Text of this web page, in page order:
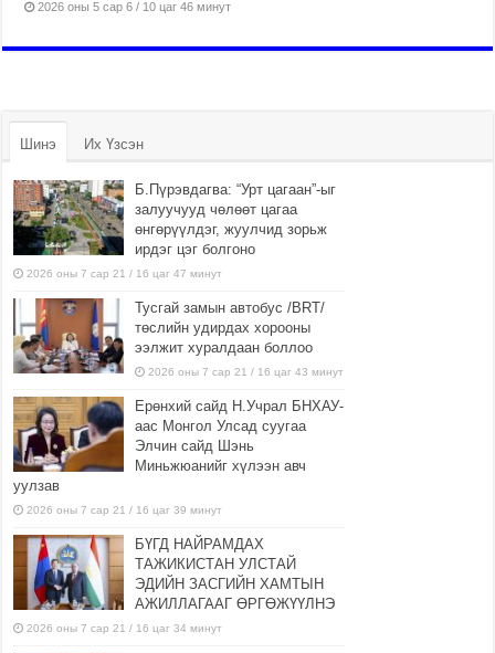
2026 оны 5 сар 6 / 10 цаг 46 минут
Шинэ Их Үзсэн
Б.Пүрэвдагва: “Урт цагаан”-ыг
залуучууд чөлөөт цагаа
өнгөрүүлдэг, жуулчид зорьж
ирдэг цэг болгоно
2026 оны 7 сар 21 / 16 цаг 47 минут
Тусгай замын автобус /BRT/
төслийн удирдах хорооны
ээлжит хуралдаан боллоо
2026 оны 7 сар 21 / 16 цаг 43 минут
Ерөнхий сайд Н.Учрал БНХАУ-
аас Монгол Улсад суугаа
Элчин сайд Шэнь
Миньжюанийг хүлээн авч
уулзав
2026 оны 7 сар 21 / 16 цаг 39 минут
БҮГД НАЙРАМДАХ
ТАЖИКИСТАН УЛСТАЙ
ЭДИЙН ЗАСГИЙН ХАМТЫН
АЖИЛЛАГААГ ӨРГӨЖҮҮЛНЭ
2026 оны 7 сар 21 / 16 цаг 34 минут